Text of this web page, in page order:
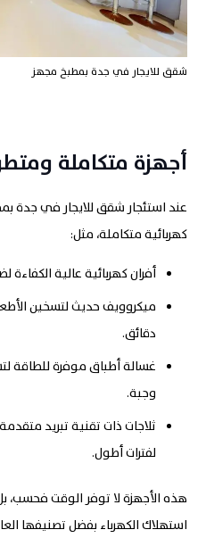
شقق للايجار في جدة بمطبخ مجهز
أجهزة متكاملة
عند استئجار شقق للايجار في
كهربائية متكاملة، مثل:
أفران كهربائية عالية
ميكروويف حديث لتسخين
دقائق.
غسالة أطباق موفرة للطاقة
وجبة.
ثلاجات ذات تقنية تبريد
لفترات أطول.
هذه الأجهزة لا توفر الوقت فحسب،
استهلاك الكهرباء بفضل تصنيفها